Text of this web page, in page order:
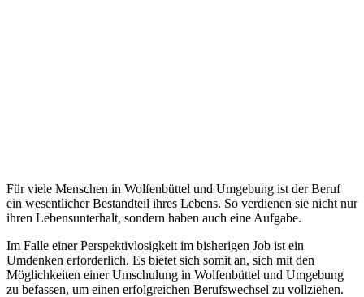
Für viele Menschen in Wolfenbüttel und Umgebung ist der Beruf
ein wesentlicher Bestandteil ihres Lebens. So verdienen sie nicht nur
ihren Lebensunterhalt, sondern haben auch eine Aufgabe.
Im Falle einer Perspektivlosigkeit im bisherigen Job ist ein
Umdenken erforderlich. Es bietet sich somit an, sich mit den
Möglichkeiten einer Umschulung in Wolfenbüttel und Umgebung
zu befassen, um einen erfolgreichen Berufswechsel zu vollziehen.